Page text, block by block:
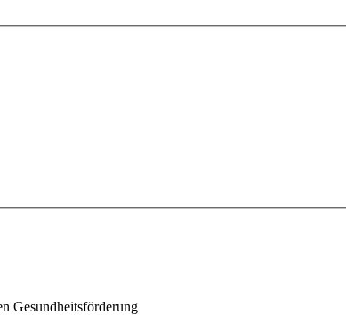
Gesundheitsförderung